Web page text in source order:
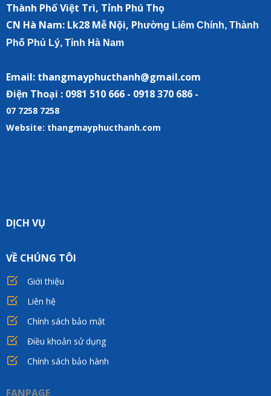
Thành Phố Việt Trì, Tỉnh Phú Thọ
CN Hà Nam: Lk28 Mễ Nội, P hường Liêm Chính, Thành
Phố Phủ Lý, Tỉnh Hà Nam
Email: thangmayphucthanh@gmail.com
Điện Thoại : 0981 510 666 - 0918 370 686 -
07 7258 7258
Website: thangmayphucthanh.com
DỊCH VỤ
VỀ CHÚNG TÔI
Giới thiệu
Liên hệ
Chính sách bảo mật
Điều khoản sử dụng
Chính sách bảo hành
FANPAGE